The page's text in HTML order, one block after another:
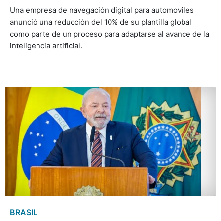
Una empresa de navegación digital para automoviles
anunció una reducción del 10% de su plantilla global
como parte de un proceso para adaptarse al avance de la
inteligencia artificial.
BRASIL